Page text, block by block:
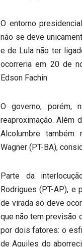
O entorno
não se deve
e de Lula não ter
ocorreria em 20 de
Edson Fachin.
O governo, porém,
reaproximação. Além
Alcolumbre
Wagner (PT-BA),
Parte da
Rodrigues (PT-AP), e
de virada só deve
que não tem previsão
por dois fatores: o
de Aquiles do